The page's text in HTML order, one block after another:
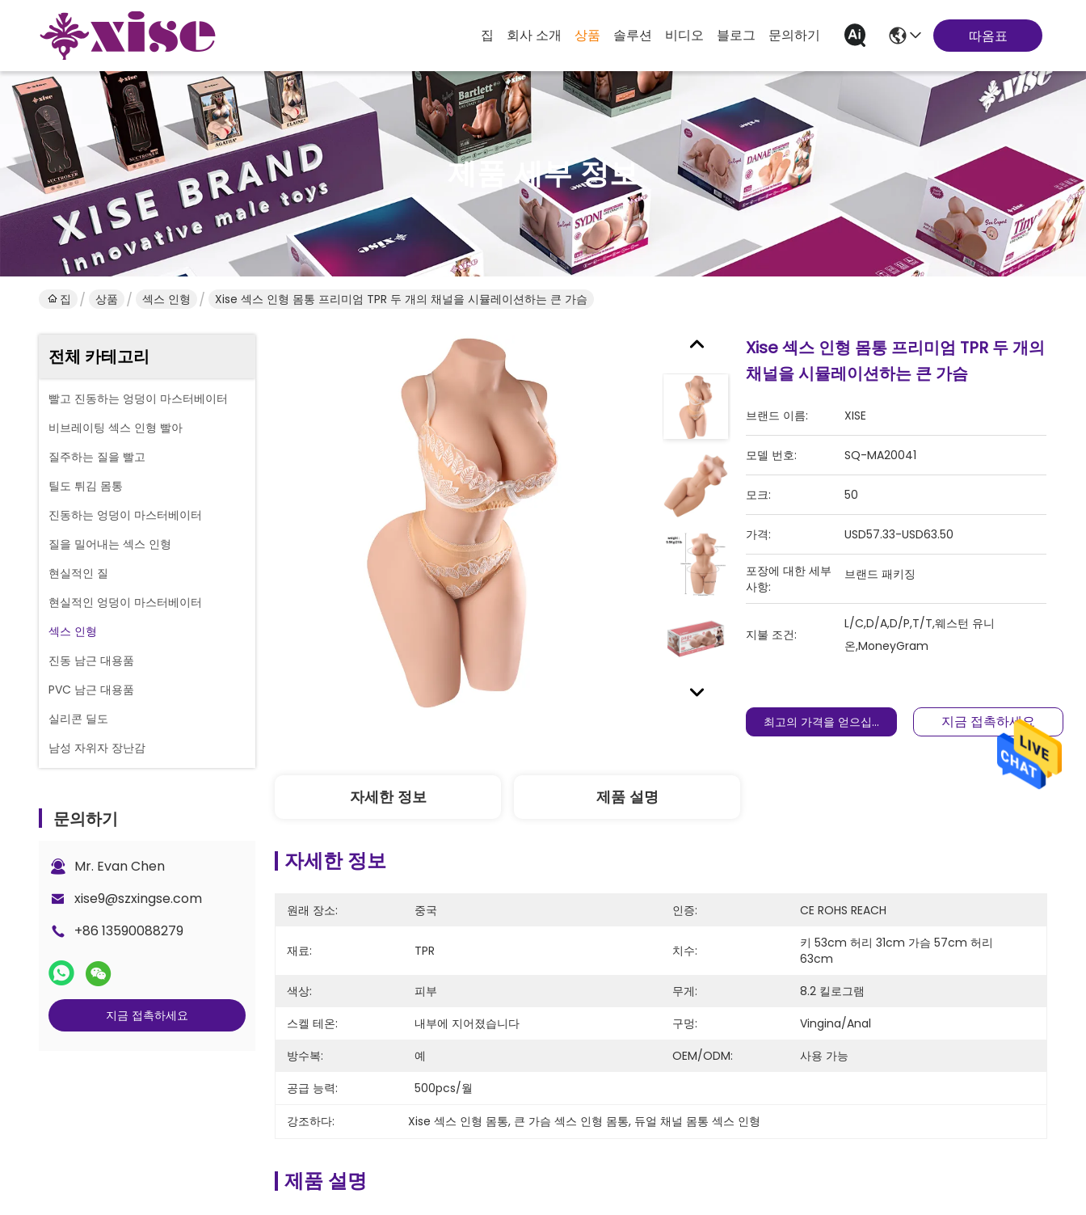
집 회사 소개 상품 솔루션 비디오 블로그 문의하기 따옴표
제품 세부 정보
집 상품 섹스 인형 Xise 섹스 인형 몸통 프리미엄 TPR 두 개의 채널을 시뮬레이션하는 큰 가슴
전체 카테고리
빨고 진동하는 엉덩이 마스터베이터
비브레이팅 섹스 인형 빨아
질주하는 질을 빨고
틸도 튀김 몸통
진동하는 엉덩이 마스터베이터
질을 밀어내는 섹스 인형
현실적인 질
현실적인 엉덩이 마스터베이터
섹스 인형
진동 남근 대용품
PVC 남근 대용품
실리콘 딜도
남성 자위자 장난감
문의하기
Mr. Evan Chen
xise9@szxingse.com
+86 13590088279
지금 접촉하세요
Xise 섹스 인형 몸통 프리미엄 TPR 두 개의
채널을 시뮬레이션하는 큰 가슴
브랜드 이름: XISE
모델 번호: SQ-MA20041
모크: 50
가격: USD57.33-USD63.50
포장에 대한 세부
사항:
브랜드 패키징
지불 조건:
L/C,D/A,D/P,T/T,웨스턴 유니
온,MoneyGram
최고의 가격을 얻으십시오 지금 접촉하세요
자세한 정보 제품 설명
자세한 정보
원래 장소: 중국 인증: CE ROHS REACH
재료: TPR 치수:
키 53cm 허리 31cm 가슴 57cm 허리
63cm
색상:
피부 무게:
8.2 킬로그램
스켈 테온:
내부에 지어졌습니다 구멍:
Vingina/Anal
방수복:
예 OEM/ODM:
사용 가능
공급 능력:
500pcs/월
강조하다: Xise 섹스 인형 몸통, 큰 가슴 섹스 인형 몸통, 듀얼 채널 몸통 섹스 인형
제품 설명